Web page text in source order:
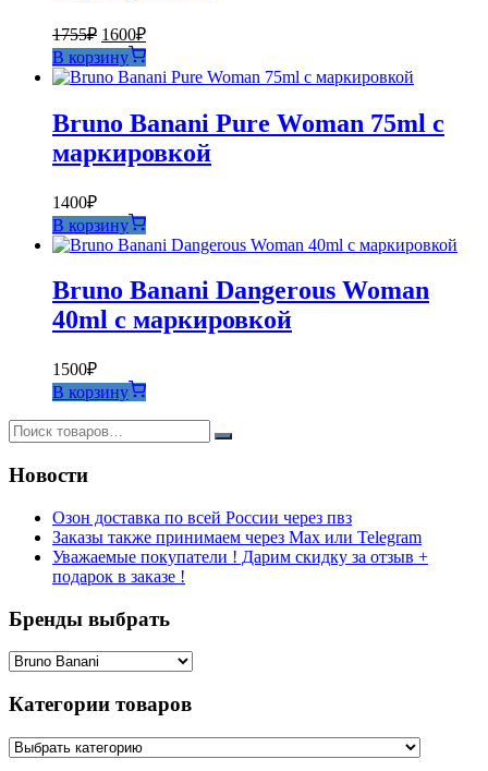
1755₽ Первоначальная
цена
составляла
1600₽Текущая
цена:
1600₽.
В корзину
Bruno Banani Pure Woman 75ml с
маркировкой
1400₽
В корзину
Bruno Banani Dangerous Woman
40ml с маркировкой
1500₽
В корзину
Новости
Озон доставка по всей России через пвз
Заказы также принимаем через Max или Telegram
Уважаемые покупатели ! Дарим скидку за отзыв +
подарок в заказе !
Бренды выбрать
Категории товаров